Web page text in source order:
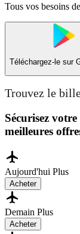
Tous vos besoins
Téléchargez-le sur
Trouvez le
Sécurisez
meilleures
Aujourd'hui Plus
Acheter
Demain Plus
Acheter